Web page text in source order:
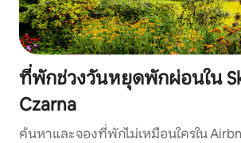
ที่พักช่วงวันหยุดพักผ่อนใน
Czarna
ค้นหาและจองที่พักไม่เหมือนใครใน